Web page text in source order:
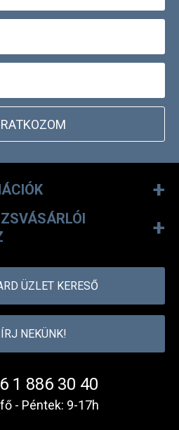
+
+
ÜZLET KERESŐ
1 886 30 40
- Péntek: 9-17h
ÍRJ NEKÜNK!